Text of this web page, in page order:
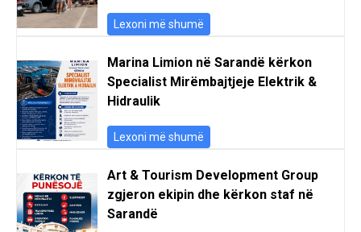
Lexoni më shumë
Marina Limion në Sarandë kërkon
Specialist Mirëmbajtjeje Elektrik &
Hidraulik
Lexoni më shumë
Art & Tourism Development Group
zgjeron ekipin dhe kërkon staf në
Sarandë